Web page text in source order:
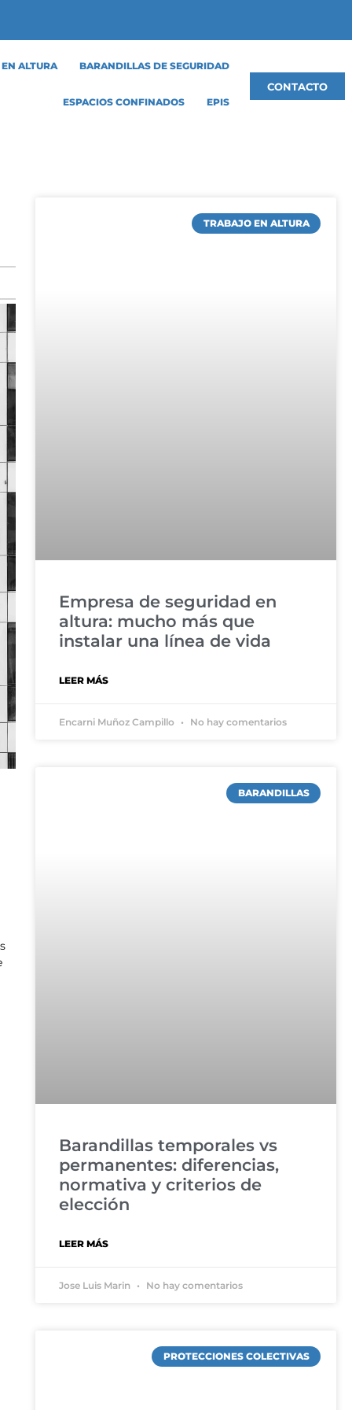
ALTURA BARANDILLAS DE SEGURIDAD
ESPACIOS CONFINADOS EPIS
CONTACTO
TRABAJO EN ALTURA
Empresa de seguridad en
altura: mucho más que
instalar una línea de vida
LEER MÁS
Encarni Muñoz Campillo No hay comentarios
BARANDILLAS
Barandillas temporales vs
permanentes: diferencias,
normativa y criterios de
elección
LEER MÁS
Jose Luis Marin No hay comentarios
PROTECCIONES COLECTIVAS